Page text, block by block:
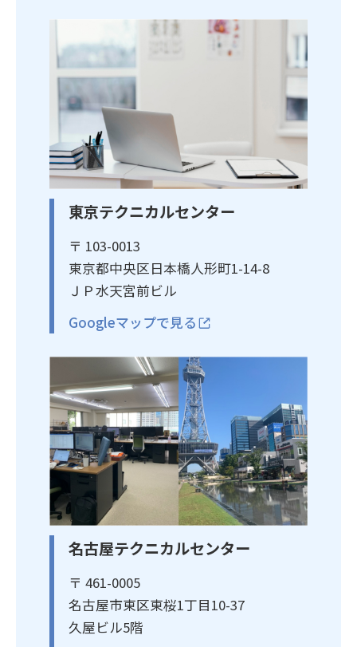
東京テクニカルセンター
〒 103-0013
東京都中央区日本橋人形町1-14-8
ＪＰ水天宮前ビル
Googleマップで見る
名古屋テクニカルセンター
〒 461-0005
名古屋市東区東桜1丁目10-37
久屋ビル5階